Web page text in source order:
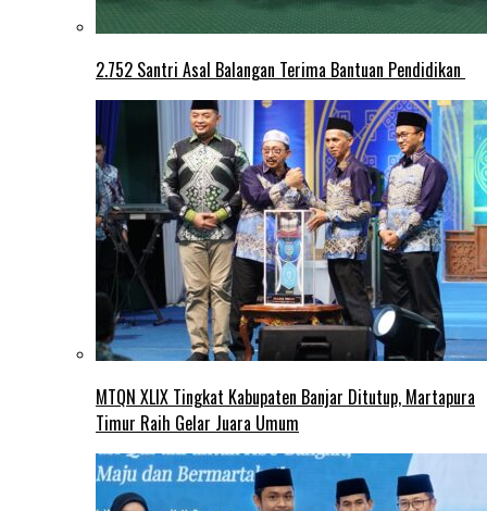
2.752 Santri Asal Balangan Terima Bantuan Pendidikan
MTQN XLIX Tingkat Kabupaten Banjar Ditutup, Martapura
Timur Raih Gelar Juara Umum